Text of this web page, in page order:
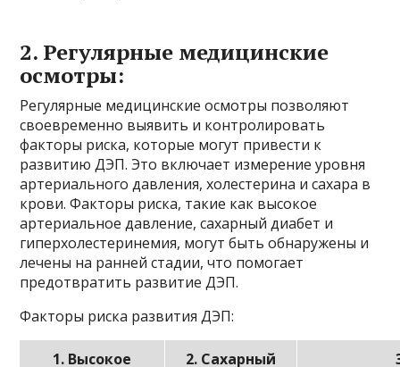
2. Регулярные медицинские
осмотры:
Регулярные медицинские осмотры позволяют
своевременно выявить и контролировать
факторы риска, которые могут привести к
развитию ДЭП. Это включает измерение уровня
артериального давления, холестерина и сахара в
крови. Факторы риска, такие как высокое
артериальное давление, сахарный диабет и
гиперхолестеринемия, могут быть обнаружены и
лечены на ранней стадии, что помогает
предотвратить развитие ДЭП.
Факторы риска развития ДЭП:
1. Высокое
2. Сахарный